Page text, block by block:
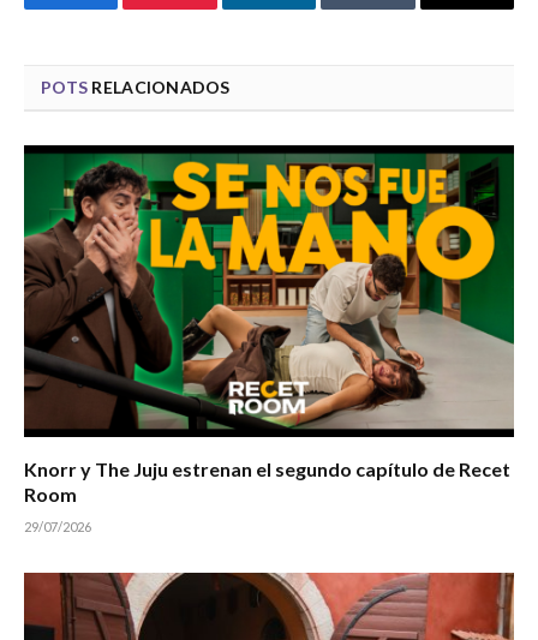
Facebook Pinterest LinkedIn Tumblr Email
POTS RELACIONADOS
Knorr y The Juju estrenan el segundo capítulo de Recet
Room
29/07/2026